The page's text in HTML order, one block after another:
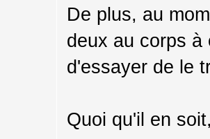
De plus, au
deux au corps à
d'essayer de le
Quoi qu'il en